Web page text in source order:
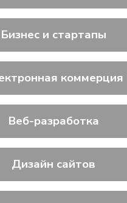
Бизнес и стартапы
коммерция
Веб-разработка
Дизайн сайтов